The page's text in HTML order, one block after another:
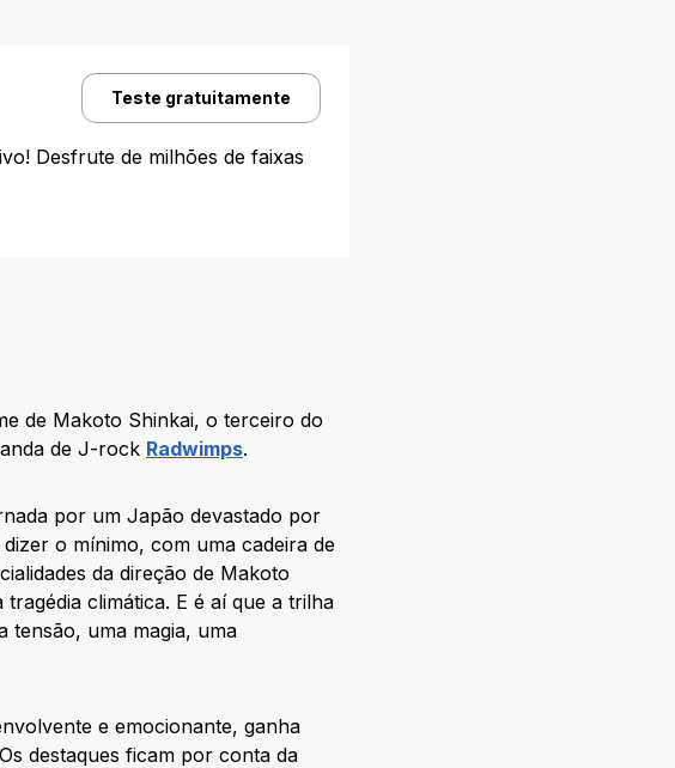
Teste gratuitamente
Desfrute de milhões de faixas
de Makoto Shinkai, o terceiro do
de J-rock Radwimps.
por um Japão devastado por
o mínimo, com uma cadeira de
da direção de Makoto
climática. E é aí que a trilha
uma magia, uma
e emocionante, ganha
destaques ficam por conta da